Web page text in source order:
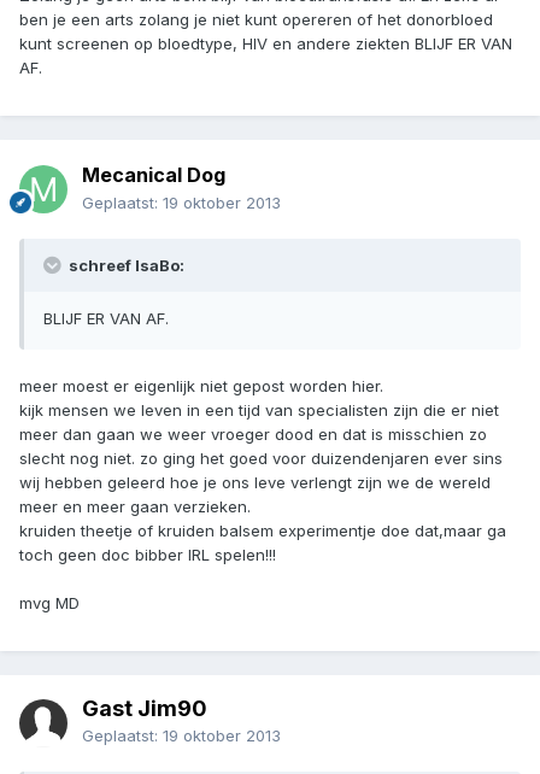
ben je een arts zolang je niet kunt opereren of het donorbloed
kunt screenen op bloedtype, HIV en andere ziekten BLIJF ER VAN
AF.
Mecanical Dog
Geplaatst: 19 oktober 2013
schreef IsaBo:
BLIJF ER VAN AF.
meer moest er eigenlijk niet gepost worden hier.
kijk mensen we leven in een tijd van specialisten zijn die er niet
meer dan gaan we weer vroeger dood en dat is misschien zo
slecht nog niet. zo ging het goed voor duizendenjaren ever sins
wij hebben geleerd hoe je ons leve verlengt zijn we de wereld
meer en meer gaan verzieken.
kruiden theetje of kruiden balsem experimentje doe dat,maar ga
toch geen doc bibber IRL spelen!!!
mvg MD
Gast Jim90
Geplaatst: 19 oktober 2013